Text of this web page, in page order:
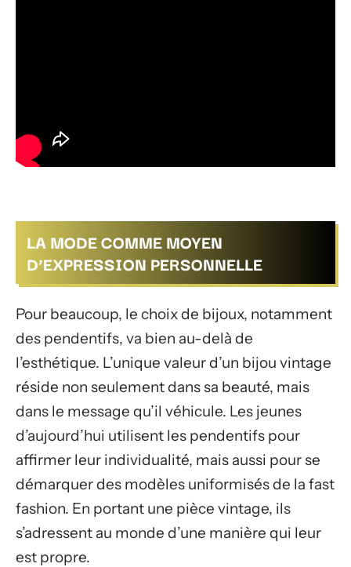
LA MODE COMME MOYEN
D’EXPRESSION PERSONNELLE
Pour beaucoup, le choix de bijoux, notamment
des pendentifs, va bien au-delà de
l’esthétique. L’unique valeur d’un bijou vintage
réside non seulement dans sa beauté, mais
dans le message qu’il véhicule. Les jeunes
d’aujourd’hui utilisent les pendentifs pour
affirmer leur individualité, mais aussi pour se
démarquer des modèles uniformisés de la fast
fashion. En portant une pièce vintage, ils
s’adressent au monde d’une manière qui leur
est propre.